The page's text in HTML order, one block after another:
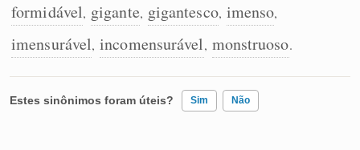
formidável, gigante, gigantesco, imenso,
imensurável, incomensurável, monstruoso.
Estes sinônimos foram úteis? Sim Não